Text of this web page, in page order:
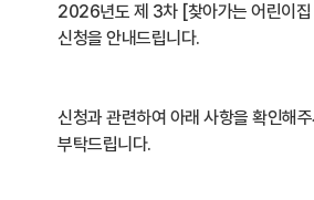
2026년도 제 3차 [찾아가는 어린이집
신청을 안내드립니다.
신청과 관련하여 아래 사항을 확인해
부탁드립니다.